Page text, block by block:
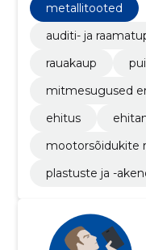
metallitooted
auditi- ja
rauakaup
mitmesugused
ehitus
mootorsõidukite
plastuste ja -